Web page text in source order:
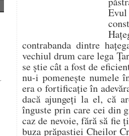
Evul
contrabanda dintre
vechiul drum care lega
se ştie cât a fost de
nu-i pomeneşte numele
era o fortificaţie în
dacă ajungeți la el, că
înguste prin care cei din
caz de nevoie, fără să
buza prăpastiei Cheilor